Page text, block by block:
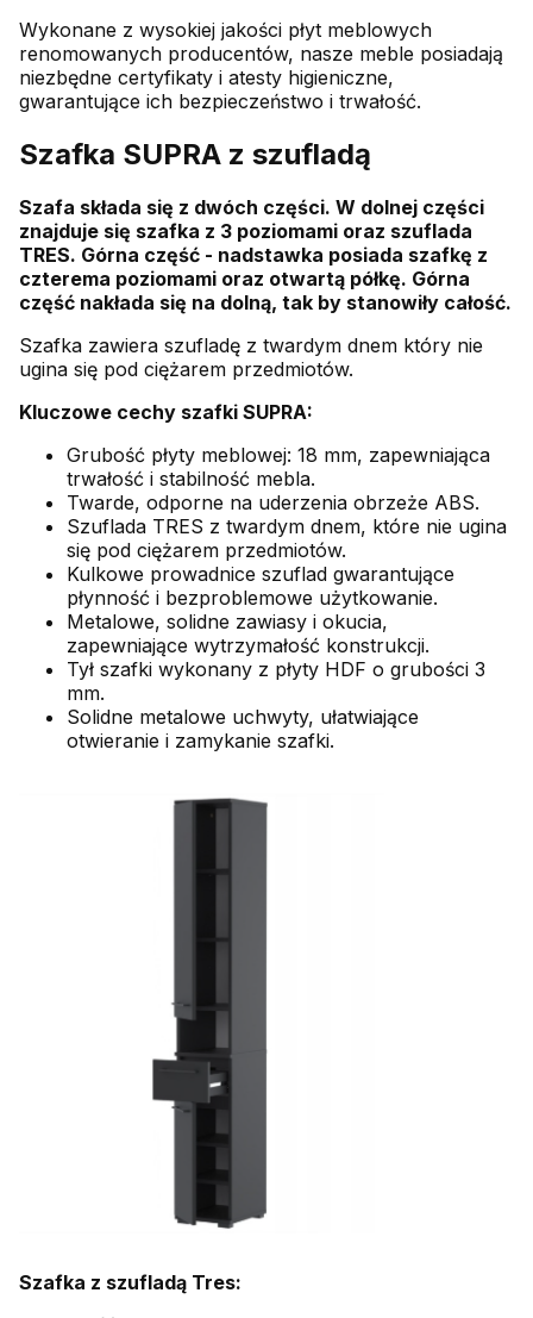
Wykonane z wysokiej jakości płyt meblowych
renomowanych producentów, nasze meble posiadają
niezbędne certyfikaty i atesty higieniczne,
gwarantujące ich bezpieczeństwo i trwałość.
Szafka SUPRA z szufladą
Szafa składa się z dwóch części. W dolnej części
znajduje się szafka z 3 poziomami oraz szuflada
TRES. Górna część - nadstawka posiada szafkę z
czterema poziomami oraz otwartą półkę. Górna
część nakłada się na dolną, tak by stanowiły całość.
Szafka zawiera szufladę z twardym dnem który nie
ugina się pod ciężarem przedmiotów.
Kluczowe cechy szafki SUPRA:
Grubość płyty meblowej: 18 mm, zapewniająca
trwałość i stabilność mebla.
Twarde, odporne na uderzenia obrzeże ABS.
Szuflada TRES z twardym dnem, które nie ugina
się pod ciężarem przedmiotów.
Kulkowe prowadnice szuflad gwarantujące
płynność i bezproblemowe użytkowanie.
Metalowe, solidne zawiasy i okucia,
zapewniające wytrzymałość konstrukcji.
Tył szafki wykonany z płyty HDF o grubości 3
mm.
Solidne metalowe uchwyty, ułatwiające
otwieranie i zamykanie szafki.
Szafka z szufladą Tres: